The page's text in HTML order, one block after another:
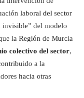
laboral del sector
invisible” del modelo
la Región de Murcia
colectivo del sector,
a la
hacia otras